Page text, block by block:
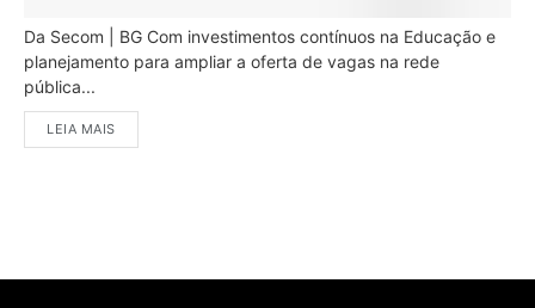
Da Secom | BG Com investimentos contínuos na Educação e
planejamento para ampliar a oferta de vagas na rede
pública...
LEIA MAIS